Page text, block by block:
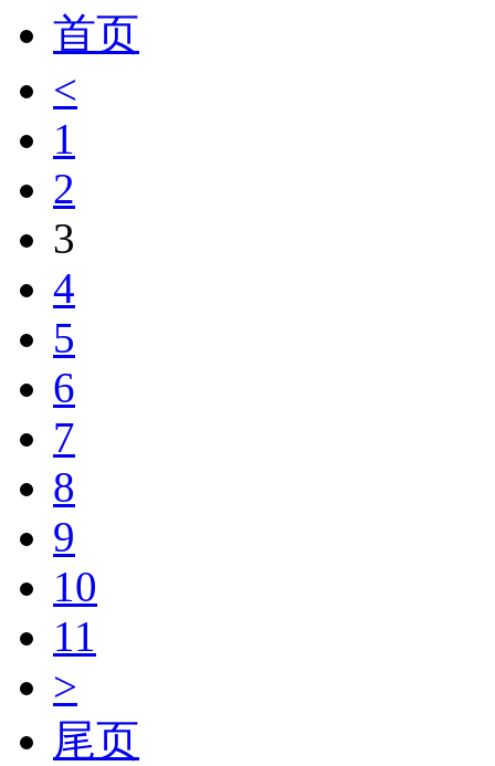
首页
<
1
2
3
4
5
6
7
8
9
10
11
>
尾页